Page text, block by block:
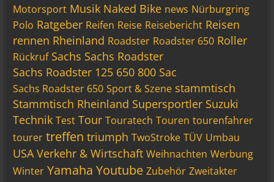
Motorsport Musik Naked Bike news Nürburgring
Polo Ratgeber Reifen Reise Reisebericht Reisen
rennen Rheinland Roadster Roadster 650 Roller
Rückruf Sachs Sachs Roadster
Sachs Roadster 125 650 800 Sac
Sachs Roadster 650 Sport & Szene stammtisch
Stammtisch Rheinland Supersportler Suzuki
Technik Test Tour Touratech Touren tourenfahrer
tourer treffen triumph TwoStroke TÜV Umbau
USA Verkehr & Wirtschaft Weihnachten Werbung
Winter Yamaha Youtube Zubehör Zweitakter